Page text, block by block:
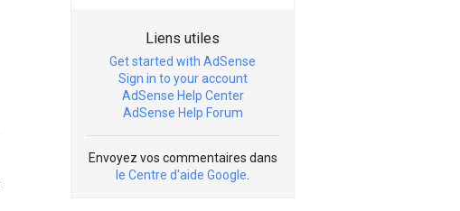
Liens utiles
Get started with AdSense
Sign in to your account
AdSense Help Center
AdSense Help Forum
Envoyez vos commentaires dans
le Centre d'aide Google